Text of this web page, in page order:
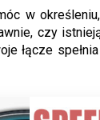
w
czy
łącze